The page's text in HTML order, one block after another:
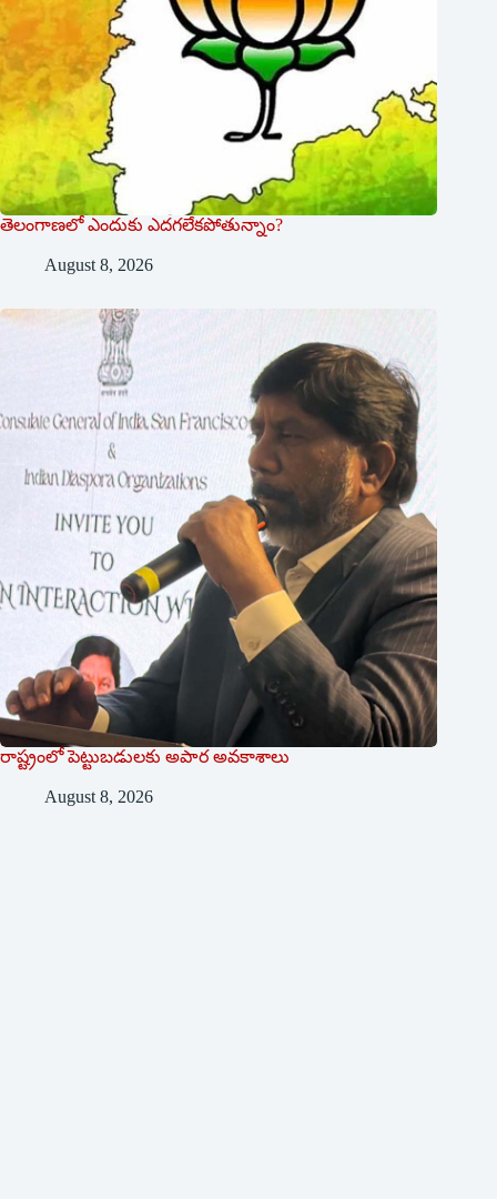
తెలంగాణలో ఎందుకు ఎదగలేకపోతున్నాం?
August 8, 2026
రాష్ట్రంలో పెట్టుబడులకు అపార అవకాశాలు
August 8, 2026